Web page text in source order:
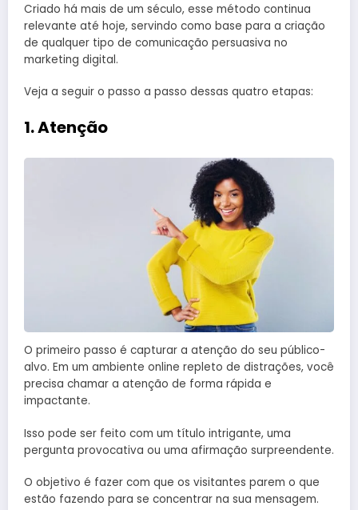
Criado há mais de um século, esse método continua
relevante até hoje, servindo como base para a criação
de qualquer tipo de comunicação persuasiva no
marketing digital.
Veja a seguir o passo a passo dessas quatro etapas:
1. Atenção
O primeiro passo é capturar a atenção do seu público-
alvo. Em um ambiente online repleto de distrações, você
precisa chamar a atenção de forma rápida e
impactante.
Isso pode ser feito com um título intrigante, uma
pergunta provocativa ou uma afirmação surpreendente.
O objetivo é fazer com que os visitantes parem o que
estão fazendo para se concentrar na sua mensagem.